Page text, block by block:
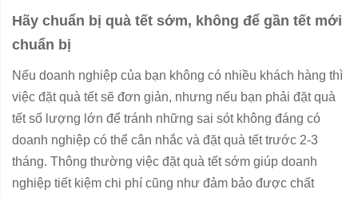
Hãy chuẩn bị quà tết sớm, không để gần tết mới
chuẩn bị
Nếu doanh nghiệp của bạn không có nhiều khách hàng thì
việc đặt quà tết sẽ đơn giản, nhưng nếu bạn phải đặt quà
tết số lượng lớn để tránh những sai sót không đáng có
doanh nghiệp có thể cân nhắc và đặt quà tết trước 2-3
tháng. Thông thường việc đặt quà tết sớm giúp doanh
nghiệp tiết kiệm chi phí cũng như đảm bảo được chất